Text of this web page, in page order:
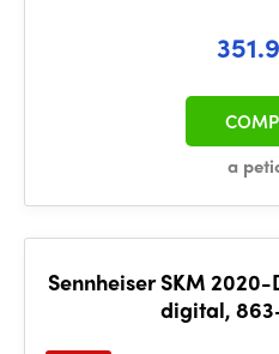
a
Sennheiser SKM
digital,